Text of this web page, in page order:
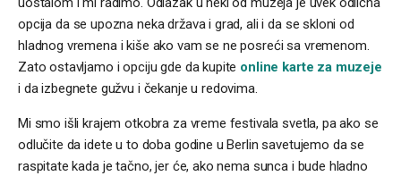
opcija da se upozna neka država i grad, ali i da se skloni od
hladnog vremena i kiše ako vam se ne posreći sa vremenom.
Zato ostavljamo i opciju gde da kupite online karte za muzeje
i da izbegnete gužvu i čekanje u redovima.
Mi smo išli krajem otkobra za vreme festivala svetla, pa ako se
odlučite da idete u to doba godine u Berlin savetujemo da se
raspitate kada je tačno, jer će, ako nema sunca i bude hladno